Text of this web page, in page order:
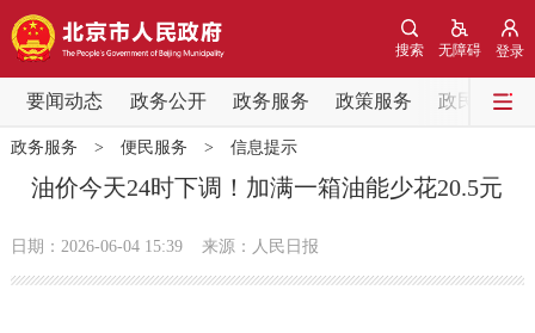
登录
无障碍
搜索
要闻动态 政务公开 政务服务 政策服务 政民互动
要闻动态
党中央精神 国务院信息
政务服务 > 便民服务 > 信息提示
油价今天24时下调！加满一箱油能少花20.5元
日期：2026-06-04 15:39 来源：人民日报